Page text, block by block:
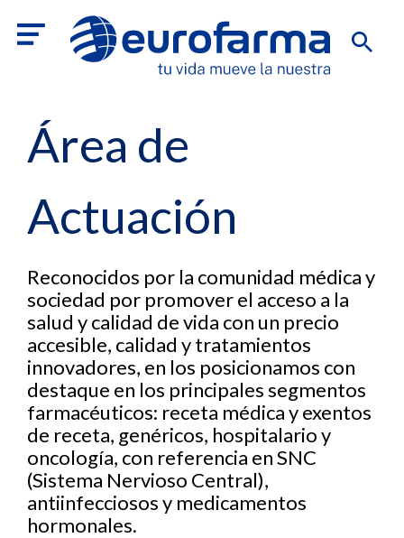
Área de
Actuación
Reconocidos por la comunidad médica y
sociedad por promover el acceso a la
salud y calidad de vida con un precio
accesible, calidad y tratamientos
innovadores, en los posicionamos con
destaque en los principales segmentos
farmacéuticos: receta médica y exentos
de receta, genéricos, hospitalario y
oncología, con referencia en SNC
(Sistema Nervioso Central),
antiinfecciosos y medicamentos
hormonales.